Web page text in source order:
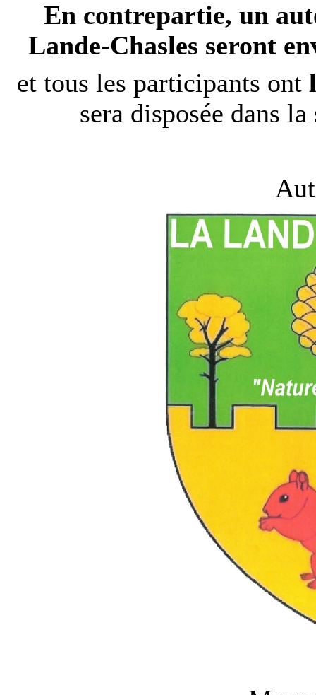
En contrepartie, un
Lande-Chasles seront
et tous les participants ont
sera disposée dans